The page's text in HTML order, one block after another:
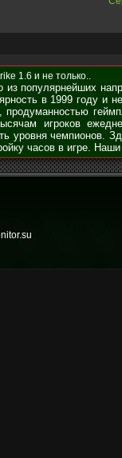
1.6 и не только..
из популярнейших
в 1999 году и
продуманностью
игроков
уровня чемпионов.
часов в игре.